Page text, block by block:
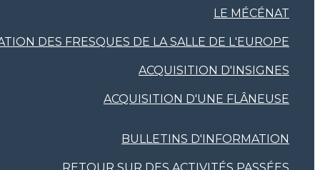
LE MÉCÉNAT
DES FRESQUES DE LA SALLE DE L'EUROPE
ACQUISITION D'INSIGNES
ACQUISITION D'UNE FLÂNEUSE
BULLETINS D'INFORMATION